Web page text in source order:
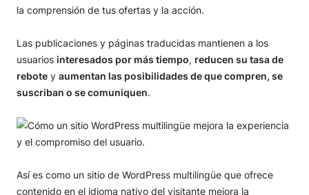
la comprensión de tus ofertas y la acción.
Las publicaciones y páginas traducidas mantienen a los
usuarios interesados por más tiempo, reducen su tasa de
rebote y aumentan las posibilidades de que compren, se
suscriban o se comuniquen.
Así es como un sitio de WordPress multilingüe que ofrece
contenido en el idioma nativo del visitante mejora la